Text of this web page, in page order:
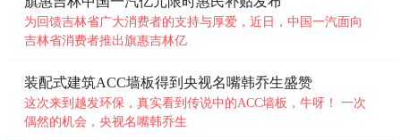
为回馈吉林省广大消费者的支持与厚爱，近日，中国一汽面向
吉林省消费者推出旗惠吉林亿
装配式建筑ACC墙板得到央视名嘴韩乔生盛赞
这次来到越发环保，真实看到传说中的ACC墙板，牛呀！ 一次
偶然的机会，央视名嘴韩乔生